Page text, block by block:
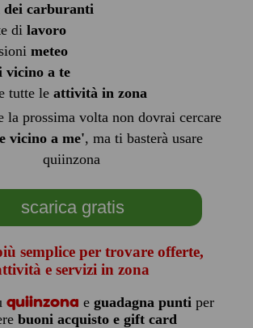
dei carburanti
di lavoro
meteo
vicino a te
tutte le attività in zona
la prossima volta non dovrai cercare
vicino a me', ma ti basterà usare
quiinzona
scarica gratis
semplice per trovare offerte,
e servizi in zona
quiinzona e guadagna puntiper
buoni acquisto e gift card